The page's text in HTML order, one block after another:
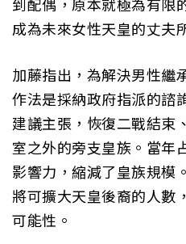
到配偶，原本就極為有限
成為未來女性天皇的丈夫
加藤指出，為解決男性繼
作法是採納政府指派的諮
建議主張，恢復二戰結束
室之外的旁支皇族。當年
影響力，縮減了皇族規模
將可擴大天皇後裔的人數
可能性。